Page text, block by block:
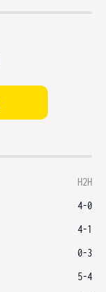
H2H
4-0
4-1
0-3
5-4